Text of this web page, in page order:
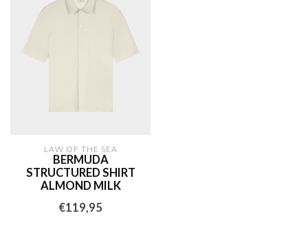
LAW OF THE SEA
BERMUDA
STRUCTURED SHIRT
ALMOND MILK
€119,95